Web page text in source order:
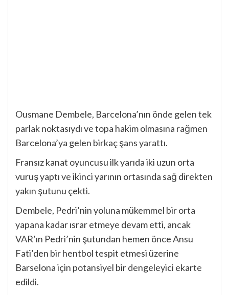
Ousmane Dembele, Barcelona’nın önde gelen tek
parlak noktasıydı ve topa hakim olmasına rağmen
Barcelona’ya gelen birkaç şans yarattı.
Fransız kanat oyuncusu ilk yarıda iki uzun orta
vuruş yaptı ve ikinci yarının ortasında sağ direkten
yakın şutunu çekti.
Dembele, Pedri’nin yoluna mükemmel bir orta
yapana kadar ısrar etmeye devam etti, ancak
VAR’ın Pedri’nin şutundan hemen önce Ansu
Fati’den bir hentbol tespit etmesi üzerine
Barselona için potansiyel bir dengeleyici ekarte
edildi.